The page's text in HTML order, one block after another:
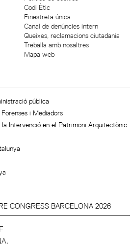
Codi Ètic
Finestreta única
Canal de denúncies intern
Queixes, reclamacions ciutadania
Treballa amb nosaltres
Mapa web
pública
i Mediadors
Intervenció en el Patrimoni Arquitectònic
CONGRESS BARCELONA 2026